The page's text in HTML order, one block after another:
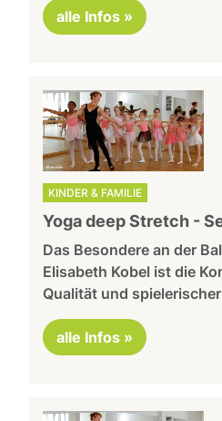
alle Infos »
KINDER & FAMILIE
Yoga deep Stretch -
Das Besondere an der
Elisabeth Kobel ist die
Qualität und
alle Infos »